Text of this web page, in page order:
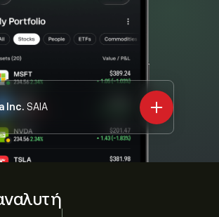
Inc. SAIA